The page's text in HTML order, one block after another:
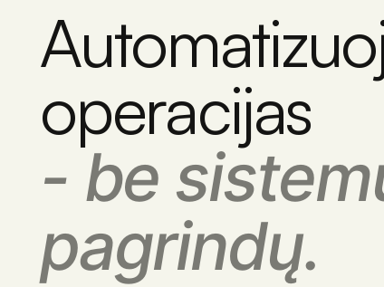
operacijas
- be
pagrindų.